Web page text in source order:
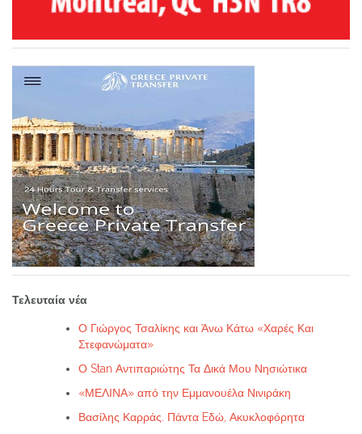
Τελευταία νέα
Ο Γιώργος Τσαλίκης και Άνω Κάτω «Χαρές Και
Στεφανώματα»
Ο Stan Αντιπαριώτης Τα Δικά Μου Νησιώτικα
«ΜΕΛΙΝΑ» από την Εμμανουέλα Νινιράκη
Βασίλης Καρράς. Πάντα Eδώ, Ακυκλοφόρητα